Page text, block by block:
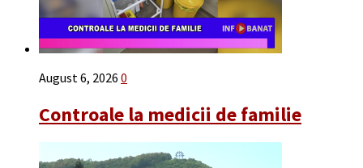
August 6, 2026 0
Controale la medicii de familie